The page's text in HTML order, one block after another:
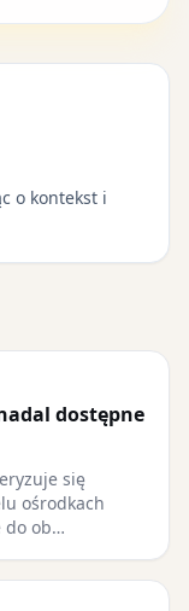
o kontekst i
dostępne
się
ośrodkach
do ob…